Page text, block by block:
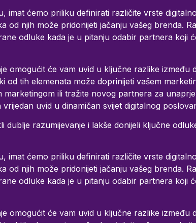
imat ćemo priliku definirati različite vrste
od njih može pridonijeti jačanju vašeg brenda.
odluke kada je u pitanju odabir partnera koji
omogućit će vam uvid u ključne razlike između
od tih elemenata može doprinijeti vašem
marketingom ili tražite novog partnera za
uvid u dinamičan svijet digitalnog
dublje razumijevanje i lakše donijeli ključne
imat ćemo priliku definirati različite vrste
od njih može pridonijeti jačanju vašeg brenda.
odluke kada je u pitanju odabir partnera koji
omogućit će vam uvid u ključne razlike između